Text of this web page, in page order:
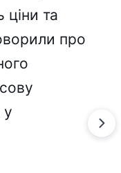
ціни та
про
у